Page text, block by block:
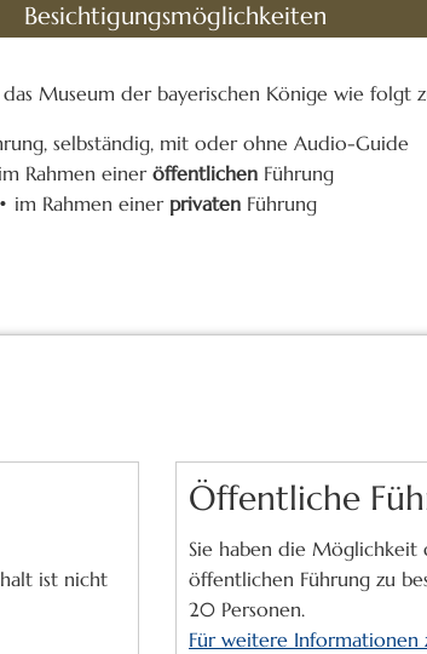
Besichtigungsmöglichkeiten
Museum der bayerischen Könige wie folgt
selbständig, mit oder ohne Audio-Guide
Rahmen einer öffentlichen Führung
• im Rahmen einer privaten Führung
ist nicht
Öffentliche
Sie haben die Möglichkeit
öffentlichen Führung zu
20 Personen.
Für weitere Informationen